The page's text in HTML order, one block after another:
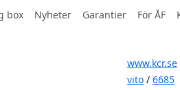
box Nyheter Garantier För ÅF
www.kcr.se
vito / 6685